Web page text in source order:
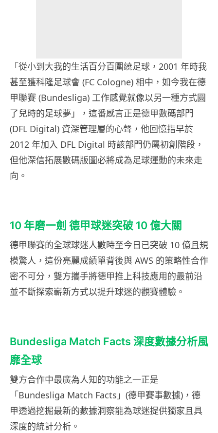
「從小到大我的生活百分百圍繞足球，2001 年時我
甚至獲科隆足球會 (FC Cologne) 相中，如今我在德
甲聯賽 (Bundesliga) 工作感覺就像以另一種方式圓
了兒時的足球夢」，這番感言正是德甲數碼部門
(DFL Digital) 資深管理層的心聲，他回憶指早於
2012 年加入 DFL Digital 時該部門仍屬初創階段，
但他深信拓展數碼版圖必將成為足球運動的未來走
向。
10 年磨一劍 德甲球迷突破 10 億大關
德甲聯賽的全球球迷人數時至今日已突破 10 億且規
模驚人，這份亮麗成績單背後與 AWS 的策略性合作
密不可分，雙方攜手將德甲推上科技應用的最前沿
並不斷探索嶄新方式以提升球迷的觀賽體驗。
Bundesliga Match Facts 深度數據分析風
靡全球
雙方合作中最廣為人知的功能之一正是
「Bundesliga Match Facts」(德甲賽事數據)，德
甲透過挖掘最新的數據洞察能為球迷提供獨家且具
深度的統計分析。